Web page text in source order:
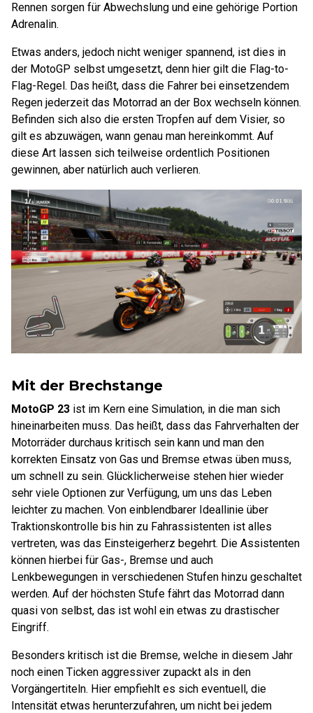
Rennen sorgen für Abwechslung und eine gehörige Portion
Adrenalin.
Etwas anders, jedoch nicht weniger spannend, ist dies in
der MotoGP selbst umgesetzt, denn hier gilt die Flag-to-
Flag-Regel. Das heißt, dass die Fahrer bei einsetzendem
Regen jederzeit das Motorrad an der Box wechseln können.
Befinden sich also die ersten Tropfen auf dem Visier, so
gilt es abzuwägen, wann genau man hereinkommt. Auf
diese Art lassen sich teilweise ordentlich Positionen
gewinnen, aber natürlich auch verlieren.
Mit der Brechstange
MotoGP 23 ist im Kern eine Simulation, in die man sich
hineinarbeiten muss. Das heißt, dass das Fahrverhalten der
Motorräder durchaus kritisch sein kann und man den
korrekten Einsatz von Gas und Bremse etwas üben muss,
um schnell zu sein. Glücklicherweise stehen hier wieder
sehr viele Optionen zur Verfügung, um uns das Leben
leichter zu machen. Von einblendbarer Ideallinie über
Traktionskontrolle bis hin zu Fahrassistenten ist alles
vertreten, was das Einsteigerherz begehrt. Die Assistenten
können hierbei für Gas-, Bremse und auch
Lenkbewegungen in verschiedenen Stufen hinzu geschaltet
werden. Auf der höchsten Stufe fährt das Motorrad dann
quasi von selbst, das ist wohl ein etwas zu drastischer
Eingriff.
Besonders kritisch ist die Bremse, welche in diesem Jahr
noch einen Ticken aggressiver zupackt als in den
Vorgängertiteln. Hier empfiehlt es sich eventuell, die
Intensität etwas herunterzufahren, um nicht bei jedem